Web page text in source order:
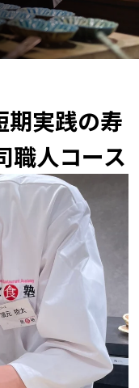
期実践の寿
職人コース